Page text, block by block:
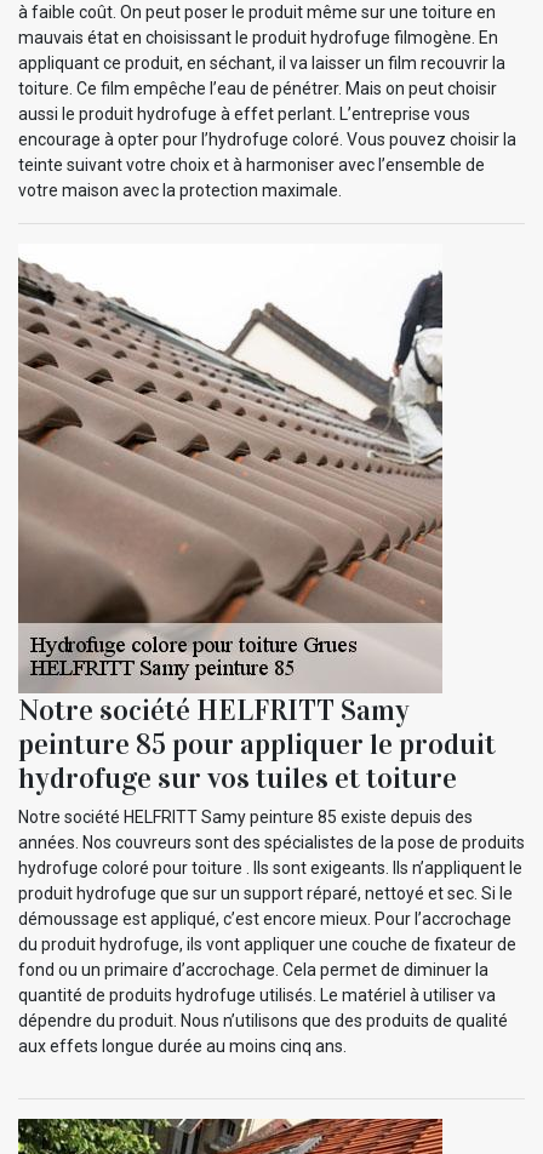
à faible coût. On peut poser le produit même sur une toiture en
mauvais état en choisissant le produit hydrofuge filmogène. En
appliquant ce produit, en séchant, il va laisser un film recouvrir la
toiture. Ce film empêche l’eau de pénétrer. Mais on peut choisir
aussi le produit hydrofuge à effet perlant. L’entreprise vous
encourage à opter pour l’hydrofuge coloré. Vous pouvez choisir la
teinte suivant votre choix et à harmoniser avec l’ensemble de
votre maison avec la protection maximale.
Notre société HELFRITT Samy
peinture 85 pour appliquer le produit
hydrofuge sur vos tuiles et toiture
Notre société HELFRITT Samy peinture 85 existe depuis des
années. Nos couvreurs sont des spécialistes de la pose de produits
hydrofuge coloré pour toiture . Ils sont exigeants. Ils n’appliquent le
produit hydrofuge que sur un support réparé, nettoyé et sec. Si le
démoussage est appliqué, c’est encore mieux. Pour l’accrochage
du produit hydrofuge, ils vont appliquer une couche de fixateur de
fond ou un primaire d’accrochage. Cela permet de diminuer la
quantité de produits hydrofuge utilisés. Le matériel à utiliser va
dépendre du produit. Nous n’utilisons que des produits de qualité
aux effets longue durée au moins cinq ans.